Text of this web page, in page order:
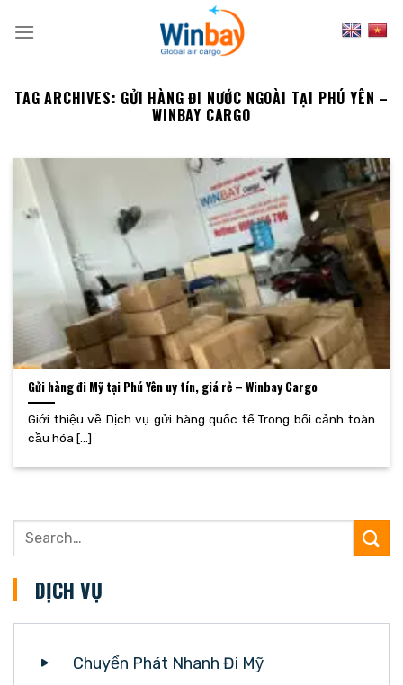
TAG ARCHIVES: GỬI HÀNG ĐI NƯỚC NGOÀI TẠI PHÚ YÊN –
WINBAY CARGO
Gửi hàng đi Mỹ tại Phú Yên uy tín, giá rẻ – Winbay Cargo
Giới thiệu về Dịch vụ gửi hàng quốc tế Trong bối cảnh toàn
cầu hóa [...]
DỊCH VỤ
Chuyển Phát Nhanh Đi Mỹ